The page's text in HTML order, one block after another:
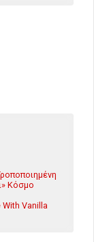
Κόσμο
Vanilla